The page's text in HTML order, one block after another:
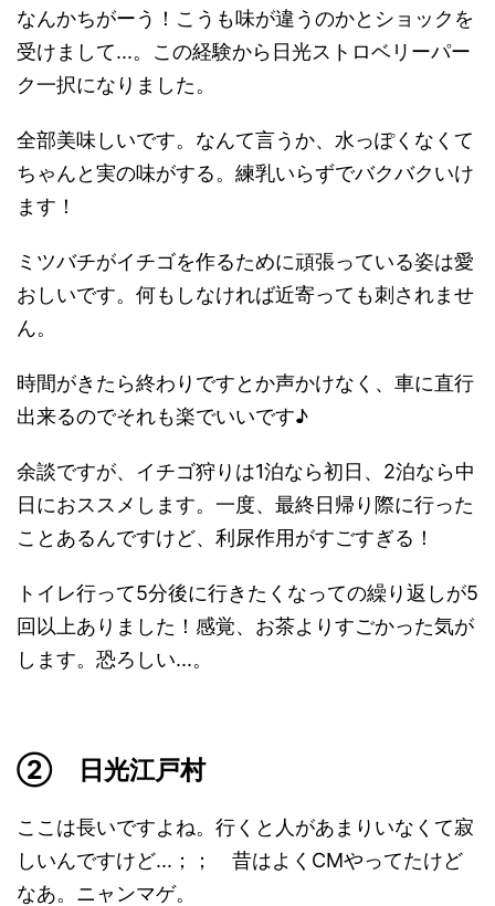
なんかちがーう！こうも味が違うのかとショックを
受けまして...。この経験から日光ストロベリーパー
ク一択になりました。
全部美味しいです。なんて言うか、水っぽくなくて
ちゃんと実の味がする。練乳いらずでバクバクいけ
ます！
ミツバチがイチゴを作るために頑張っている姿は愛
おしいです。何もしなければ近寄っても刺されませ
ん。
時間がきたら終わりですとか声かけなく、車に直行
出来るのでそれも楽でいいです♪
余談ですが、イチゴ狩りは1泊なら初日、2泊なら中
日におススメします。一度、最終日帰り際に行った
ことあるんですけど、利尿作用がすごすぎる！
トイレ行って5分後に行きたくなっての繰り返しが5
回以上ありました！感覚、お茶よりすごかった気が
します。恐ろしい...。
② 日光江戸村
ここは長いですよね。行くと人があまりいなくて寂
しいんですけど...；； 昔はよくCMやってたけど
なあ。ニャンマゲ。